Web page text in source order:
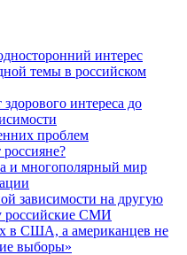
интерес
темы в российском
интереса до
проблем
и многополярный мир
зависимости на другую
российские СМИ
в США, а американцев не
выборы»